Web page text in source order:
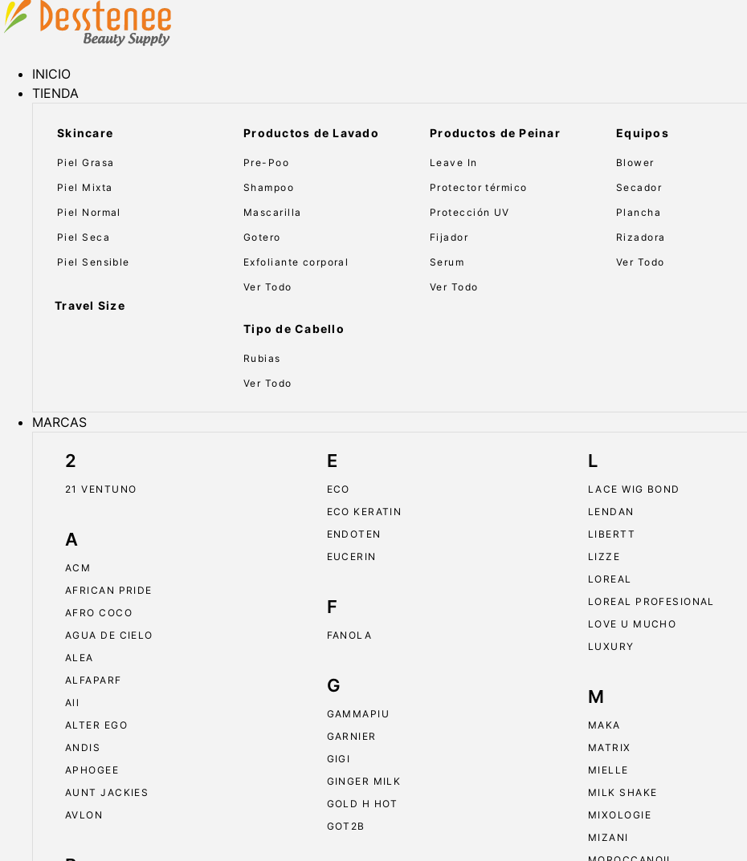
INICIO
TIENDA
Skincare
Piel Grasa
Piel Mixta
Piel Normal
Piel Seca
Piel Sensible
Travel Size
Productos de Lavado
Pre-Poo
Shampoo
Mascarilla
Gotero
Exfoliante corporal
Ver Todo
Tipo de Cabello
Rubias
Ver Todo
Productos de Peinar
Leave In
Protector térmico
Protección UV
Fijador
Serum
Ver Todo
Equipos
Blower
Secador
Plancha
Rizadora
Ver Todo
MARCAS
2
21 VENTUNO
A
ACM
AFRICAN PRIDE
AFRO COCO
AGUA DE CIELO
ALEA
ALFAPARF
All
ALTER EGO
ANDIS
APHOGEE
AUNT JACKIES
AVLON
E
ECO
ECO KERATIN
ENDOTEN
EUCERIN
F
FANOLA
G
GAMMAPIU
GARNIER
GIGI
GINGER MILK
GOLD H HOT
GOT2B
L
LACE WIG BOND
LENDAN
LIBERTT
LIZZE
LOREAL
LOREAL PROFESIONAL
LOVE U MUCHO
LUXURY
M
MAKA
MATRIX
MIELLE
MILK SHAKE
MIXOLOGIE
MIZANI